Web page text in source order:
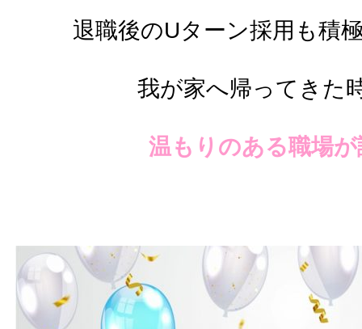
退職後のUターン採用も積
我が家へ帰ってきた
温もりのある職場